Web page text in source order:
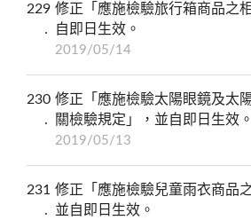
229 修正「應施檢驗旅行箱商品之
自即日生效。
2019/05/14
230 修正「應施檢驗太陽眼鏡及太
關檢驗規定」，並自即日生效。
2019/05/13
231 修正「應施檢驗兒童雨衣商品
並自即日生效。